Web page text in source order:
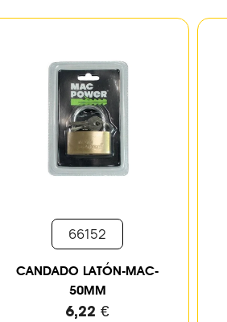
66152
CANDADO LATÓN-MAC-
50MM
6,22 €